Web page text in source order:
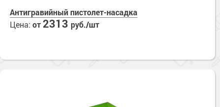
Антигравийный пистолет-насадка
Цена: от2313 руб./шт